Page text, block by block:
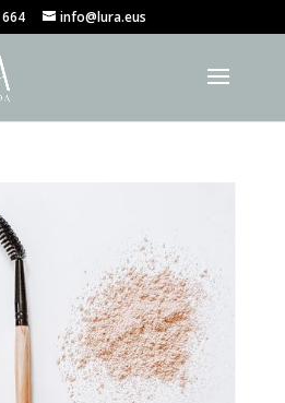
info@lura.eus